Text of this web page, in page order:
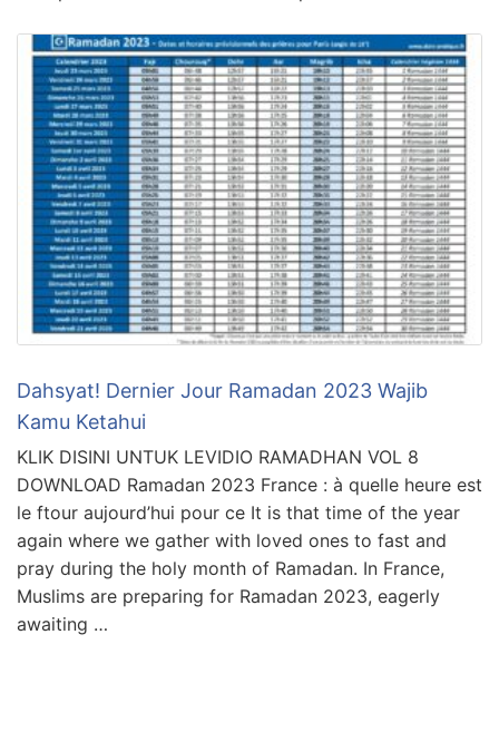
Dahsyat! Dernier Jour Ramadan 2023 Wajib
Kamu Ketahui
KLIK DISINI UNTUK LEVIDIO RAMADHAN VOL 8
DOWNLOAD Ramadan 2023 France : à quelle heure est
le ftour aujourd’hui pour ce It is that time of the year
again where we gather with loved ones to fast and
pray during the holy month of Ramadan. In France,
Muslims are preparing for Ramadan 2023, eagerly
awaiting …